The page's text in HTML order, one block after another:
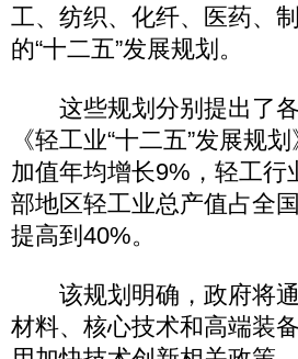
工、纺织、化纤、医药、
的“十二五”发展规划。
这些规划分别提出了各
《轻工业“十二五”发展规
加值年均增长9%，轻工
部地区轻工业总产值占全
提高到40%。
该规划明确，政府将通
材料、核心技术和高端装